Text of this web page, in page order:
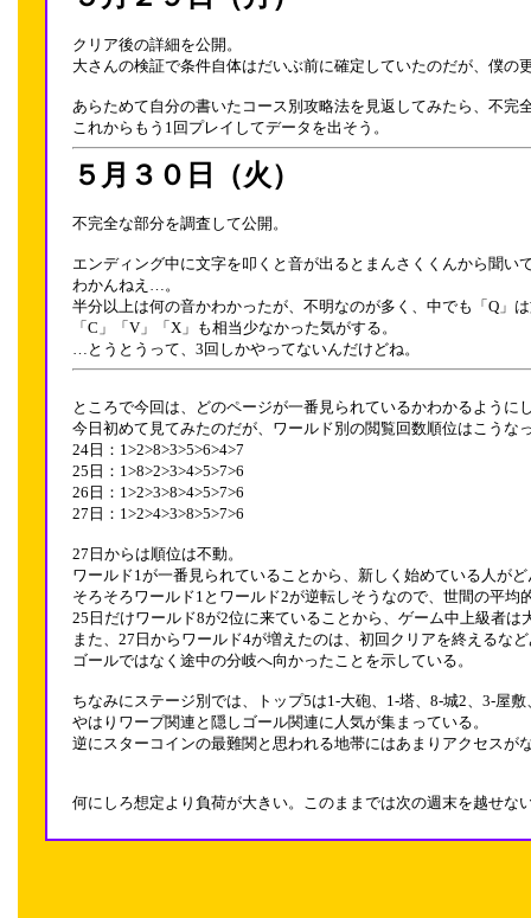
クリア後の詳細を公開。
大さんの検証で条件自体はだいぶ前に確定していたのだが、僕の
あらためて自分の書いたコース別攻略法を見返してみたら、不完
これからもう1回プレイしてデータを出そう。
５月３０日（火）
不完全な部分を調査して公開。
エンディング中に文字を叩くと音が出るとまんさくくんから聞い
わかんねえ…。
半分以上は何の音かわかったが、不明なのが多く、中でも「Q」
「C」「V」「X」も相当少なかった気がする。
…とうとうって、3回しかやってないんだけどね。
ところで今回は、どのページが一番見られているかわかるように
今日初めて見てみたのだが、ワールド別の閲覧回数順位はこうな
24日：1>2>8>3>5>6>4>7
25日：1>8>2>3>4>5>7>6
26日：1>2>3>8>4>5>7>6
27日：1>2>4>3>8>5>7>6
27日からは順位は不動。
ワールド1が一番見られていることから、新しく始めている人が
そろそろワールド1とワールド2が逆転しそうなので、世間の平均
25日だけワールド8が2位に来ていることから、ゲーム中上級者は
また、27日からワールド4が増えたのは、初回クリアを終えるな
ゴールではなく途中の分岐へ向かったことを示している。
ちなみにステージ別では、トップ5は1-大砲、1-塔、8-城2、3-屋
やはりワープ関連と隠しゴール関連に人気が集まっている。
逆にスターコインの最難関と思われる地帯にはあまりアクセスが
何にしろ想定より負荷が大きい。このままでは次の週末を越せな